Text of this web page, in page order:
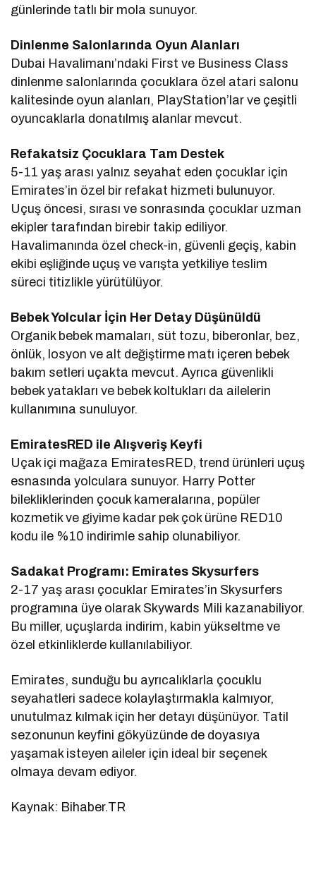
günlerinde tatlı bir mola sunuyor.
Dinlenme Salonlarında Oyun Alanları
Dubai Havalimanı’ndaki First ve Business Class
dinlenme salonlarında çocuklara özel atari salonu
kalitesinde oyun alanları, PlayStation’lar ve çeşitli
oyuncaklarla donatılmış alanlar mevcut.
Refakatsiz Çocuklara Tam Destek
5-11 yaş arası yalnız seyahat eden çocuklar için
Emirates’in özel bir refakat hizmeti bulunuyor.
Uçuş öncesi, sırası ve sonrasında çocuklar uzman
ekipler tarafından birebir takip ediliyor.
Havalimanında özel check-in, güvenli geçiş, kabin
ekibi eşliğinde uçuş ve varışta yetkiliye teslim
süreci titizlikle yürütülüyor.
Bebek Yolcular İçin Her Detay Düşünüldü
Organik bebek mamaları, süt tozu, biberonlar, bez,
önlük, losyon ve alt değiştirme matı içeren bebek
bakım setleri uçakta mevcut. Ayrıca güvenlikli
bebek yatakları ve bebek koltukları da ailelerin
kullanımına sunuluyor.
EmiratesRED ile Alışveriş Keyfi
Uçak içi mağaza EmiratesRED, trend ürünleri uçuş
esnasında yolculara sunuyor. Harry Potter
bilekliklerinden çocuk kameralarına, popüler
kozmetik ve giyime kadar pek çok ürüne RED10
kodu ile %10 indirimle sahip olunabiliyor.
Sadakat Programı: Emirates Skysurfers
2-17 yaş arası çocuklar Emirates’in Skysurfers
programına üye olarak Skywards Mili kazanabiliyor.
Bu miller, uçuşlarda indirim, kabin yükseltme ve
özel etkinliklerde kullanılabiliyor.
Emirates, sunduğu bu ayrıcalıklarla çocuklu
seyahatleri sadece kolaylaştırmakla kalmıyor,
unutulmaz kılmak için her detayı düşünüyor. Tatil
sezonunun keyfini gökyüzünde de doyasıya
yaşamak isteyen aileler için ideal bir seçenek
olmaya devam ediyor.
Kaynak: Bihaber.TR